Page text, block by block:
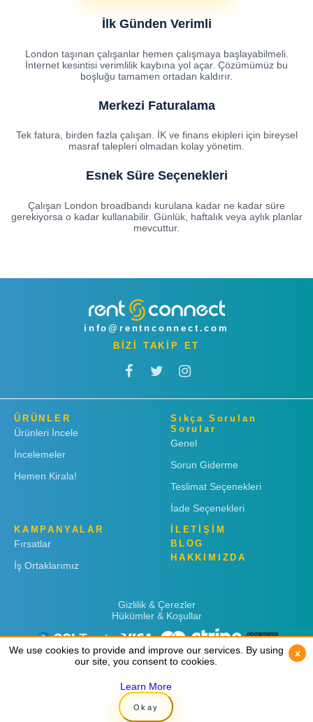
İlk Günden Verimli
London taşınan çalışanlar hemen çalışmaya başlayabilmeli.
İnternet kesintisi verimlilik kaybına yol açar. Çözümümüz bu
boşluğu tamamen ortadan kaldırır.
Merkezi Faturalama
Tek fatura, birden fazla çalışan. İK ve finans ekipleri için bireysel
masraf talepleri olmadan kolay yönetim.
Esnek Süre Seçenekleri
Çalışan London broadbandı kurulana kadar ne kadar süre
gerekiyorsa o kadar kullanabilir. Günlük, haftalık veya aylık planlar
mevcuttur.
info@rentnconnect.com
BİZİ TAKİP ET
ÜRÜNLER
Ürünleri İncele
İncelemeler
Hemen Kirala!
Sıkça Sorulan
Sorular
Genel
Sorun Giderme
Teslimat Seçenekleri
İade Seçenekleri
KAMPANYALAR
Fırsatlar
İş Ortaklarımız
İLETİŞİM
BLOG
HAKKIMIZDA
Gizlilik & Çerezler
Hükümler & Koşullar
Copyright © 2019 Rent 'n Connect
We use cookies to provide and improve our services. By using
our site, you consent to cookies.
Learn More
Okay
x
We use cookies to provide and improve our services. By using
our site, you consent to cookies.
Learn More
Okay
x